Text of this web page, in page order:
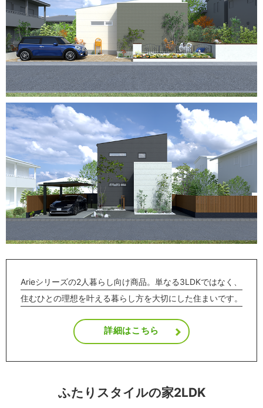
Arieシリーズの2人暮らし向け商品。単なる3LDKではなく、
住むひとの理想を叶える暮らし方を大切にした住まいです。
詳細はこちら
ふたりスタイルの家2LDK